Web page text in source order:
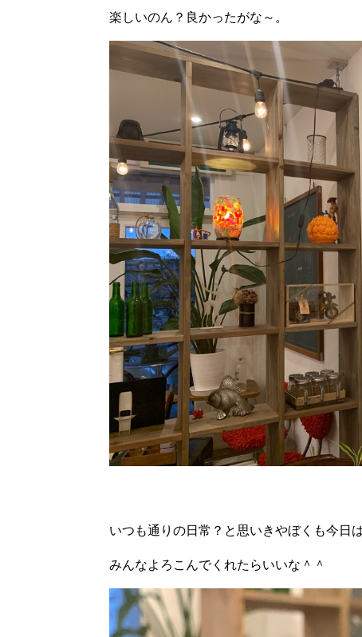
楽しいのん？良かったがな～。
いつも通りの日常？と思いきやぼくも今日
みんなよろこんでくれたらいいな＾＾